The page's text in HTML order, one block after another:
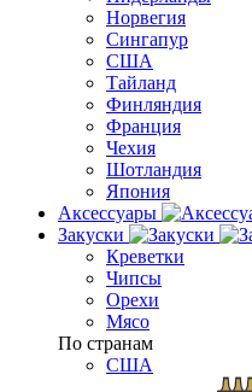
Норвегия
Сингапур
США
Тайланд
Финляндия
Франция
Чехия
Шотландия
Япония
Аксессуары
Закуски
Креветки
Чипсы
Орехи
Мясо
По странам
США